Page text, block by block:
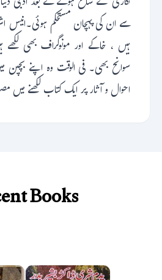
سے ان کی پہچان مستحکم ہوئی۔انیس
ہیں ، خاکے اور مونوگراف بھی لکھے
سوانح بھی۔ فی الوقت وہ اپنے بچپن
احوال و آثار پر ایک کتاب لکھنے
Books